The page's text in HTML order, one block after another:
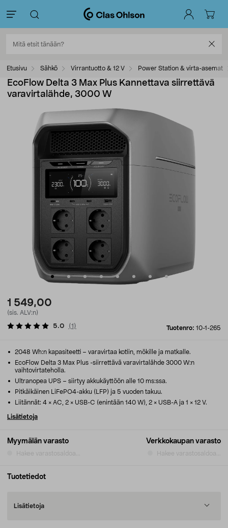
Etusivu Sähkö Virrantuotto & 12 V Power Station & virta-asemat
EcoFlow Delta 3 Max Plus Kannettava siirrettävä
varavirtalähde, 3000 W
1 549,00
(sis. ALV:n)
Tuotenro: 10-1-265
5.0 (1 )
Myymälän varasto
Hakee varastosaldoa...
Verkkokaupan varasto
Hakee varastosaldoa...
2048 Wh:n kapasiteetti – varavirtaa kotiin, mökille ja matkalle.
EcoFlow Delta 3 Max Plus -siirrettävä varavirtalähde 3000 W:n
vaihtovirtateholla.
Ultranopea UPS – siirtyy akkukäyttöön alle 10 ms:ssa.
Pitkäikäinen LiFePO4-akku (LFP) ja 5 vuoden takuu.
Liitännät: 4 × AC, 2 × USB-C (enintään 140 W), 2 × USB-A ja 1 × 12 V.
Lisätietoja
Tuotetiedot
Lisätietoja